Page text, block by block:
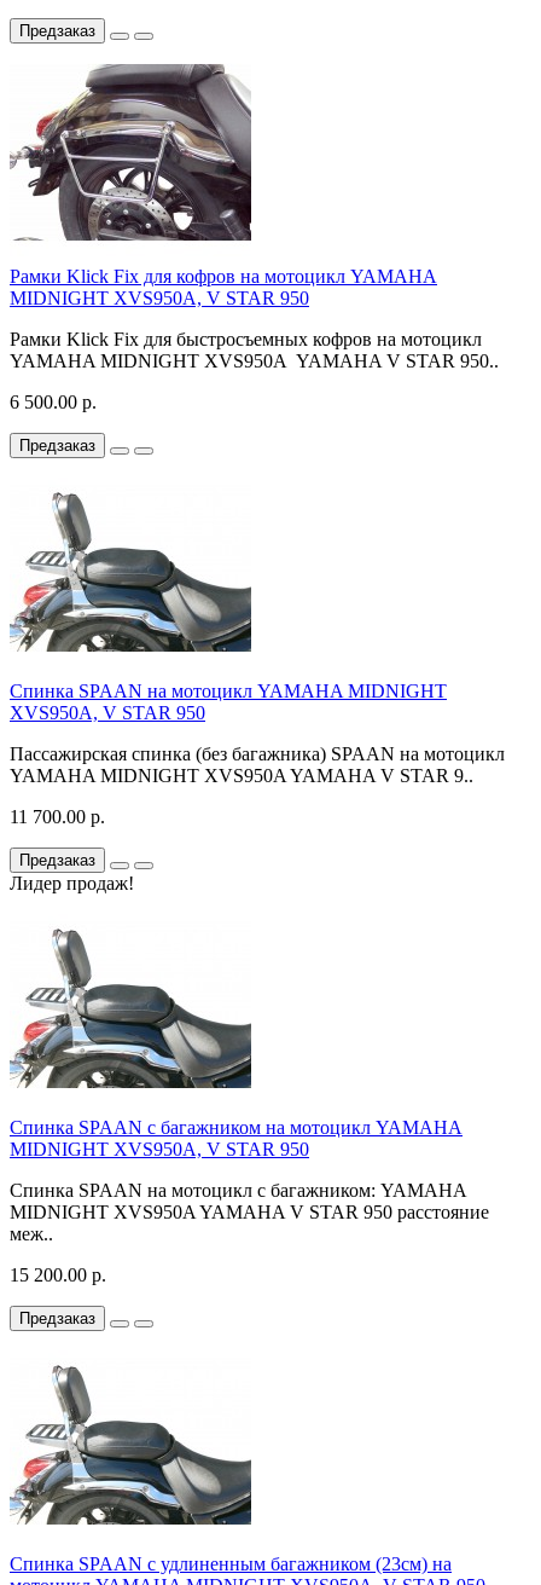
Предзаказ
Рамки Klick Fix для кофров на мотоцикл YAMAHA
MIDNIGHT XVS950A, V STAR 950
Рамки Klick Fix для быстросъемных кофров на мотоцикл
YAMAHA MIDNIGHT XVS950A YAMAHA V STAR 950..
6 500.00 р.
Предзаказ
Спинка SPAAN на мотоцикл YAMAHA MIDNIGHT
XVS950A, V STAR 950
Пассажирская спинка (без багажника) SPAAN на мотоцикл
YAMAHA MIDNIGHT XVS950A YAMAHA V STAR 9..
11 700.00 р.
Предзаказ
Лидер продаж!
Спинка SPAAN с багажником на мотоцикл YAMAHA
MIDNIGHT XVS950A, V STAR 950
Спинка SPAAN на мотоцикл с багажником: YAMAHA
MIDNIGHT XVS950A YAMAHA V STAR 950 расстояние
меж..
15 200.00 р.
Предзаказ
Спинка SPAAN с удлиненным багажником (23см) на